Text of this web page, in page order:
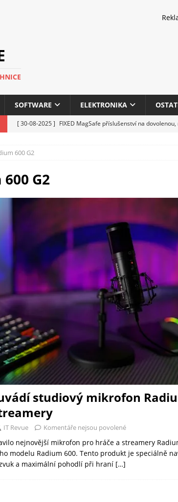
SOFTWARE ELEKTRONIKA
[ 30-08-2025 ] FIXED MagSafe příslušenství na
[ 14-05-2025 ]
kanceláře i domácnosti
Domácí pec na pizzu Cuisinart CPZ-120
OSTATNÍ
[ 06-05-2025 ] Blockchain a růst krypto kasin: Co by měli
SOFTWARE
600 G2
G2
studiový mikrofon
IT Revue Komentáře nejsou povolené
nejnovější mikrofon pro hráče a streamery
modelu Radium 600. Tento produkt je speciálně
a maximální pohodlí při hraní […]